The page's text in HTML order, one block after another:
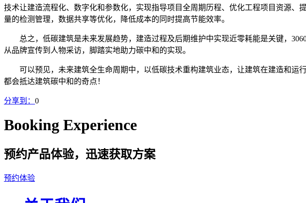
技术让建造流程化、数字化和参数化，实现指导项目全周期历程、优化工程项目资源
量的检测管理，数据共享等优化，降低成本的同时提高节能效率。
总之，低碳建筑是未来发展趋势，建造过程及后期维护中实现近零耗能是关键，
从品牌宣传到人物采访，脚踏实地助力碳中和的实现。
可以预见，未来建筑全生命周期中，以低碳技术重构建筑业态，让建筑在建造和
都会抵达建筑碳中和的奇点！
分享到： 0
Booking Experience
预约产品体验，迅速获取方案
预约体验